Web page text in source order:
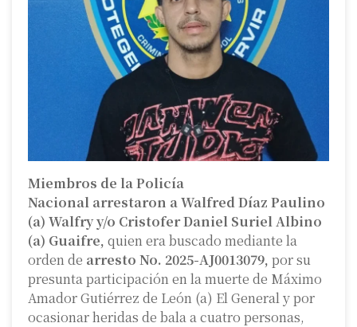
Miembros de la Policía
Nacional arrestaron a Walfred Díaz Paulino
(a) Walfry y/o Cristofer Daniel Suriel Albino
(a) Guaifre, quien era buscado mediante la
orden de arresto No. 2025-AJ0013079, por su
presunta participación en la muerte de Máximo
Amador Gutiérrez de León (a) El General y por
ocasionar heridas de bala a cuatro personas,